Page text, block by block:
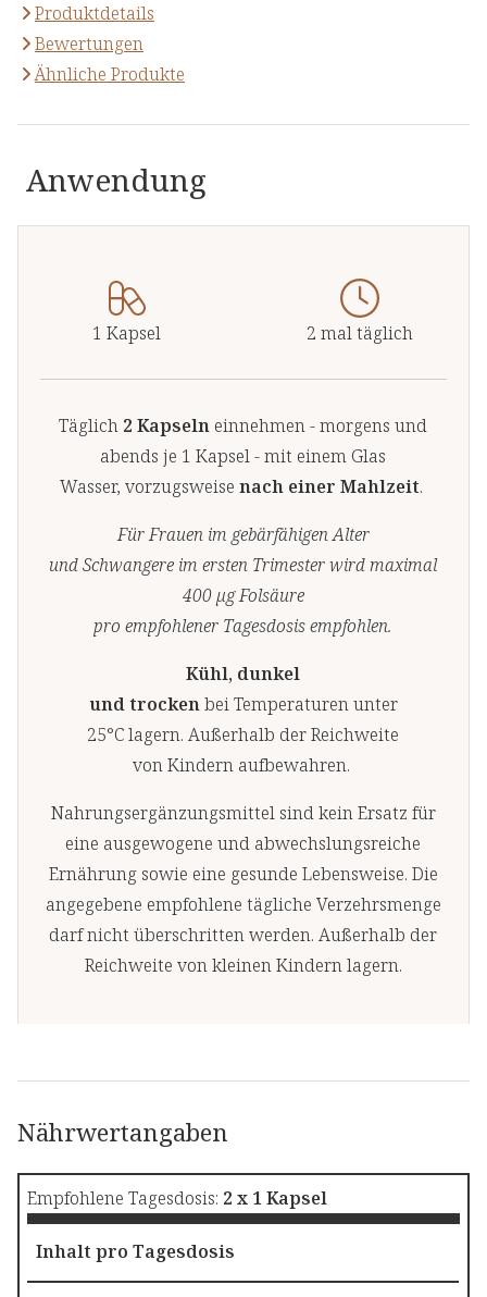
Produktdetails
Bewertungen
Ähnliche Produkte
Anwendung
1 Kapsel 2 mal täglich
Täglich 2 Kapseln einnehmen - morgens und
abends je 1 Kapsel - mit einem Glas
Wasser, vorzugsweise nach einer Mahlzeit.
Für Frauen im gebärfähigen Alter
und Schwangere im ersten Trimester wird maximal
400 µg Folsäure
pro empfohlener Tagesdosis empfohlen.
Kühl, dunkel
und trockenbei Temperaturen unter
25°C lagern. Außerhalb der Reichweite
von Kindern aufbewahren.
Nahrungsergänzungsmittel sind kein Ersatz für
eine ausgewogene und abwechslungsreiche
Ernährung sowie eine gesunde Lebensweise. Die
angegebene empfohlene tägliche Verzehrsmenge
darf nicht überschritten werden. Außerhalb der
Reichweite von kleinen Kindern lagern.
Nährwertangaben
Empfohlene Tagesdosis: 2 x 1 Kapsel
Inhalt pro Tagesdosis